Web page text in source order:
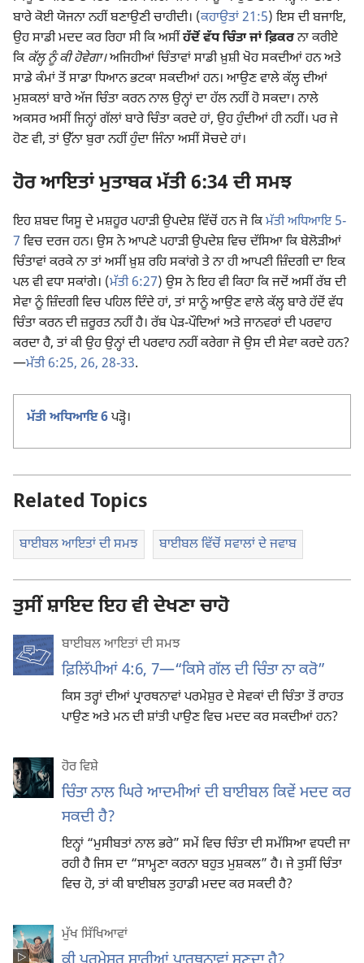
ਬਾਰੇ ਕੋਈ ਯੋਜਨਾ ਨਹੀਂ ਬਣਾਉਣੀ ਚਾਹੀਦੀ। (ਕਹਾਉਤਾਂ 21:5) ਇਸ ਦੀ ਬਜਾਇ,
ਉਹ ਸਾਡੀ ਮਦਦ ਕਰ ਰਿਹਾ ਸੀ ਕਿ ਅਸੀਂਹੱਦੋਂ ਵੱਧ ਚਿੰਤਾ ਜਾਂ ਫ਼ਿਕਰਨਾ ਕਰੀਏ
ਕਿ ਕੱਲ੍ਹ ਨੂੰ ਕੀ ਹੋਵੇਗਾ।ਅਜਿਹੀਆਂ ਚਿੰਤਾਵਾਂ ਸਾਡੀ ਖ਼ੁਸ਼ੀ ਖੋਹ ਸਕਦੀਆਂ ਹਨ ਅਤੇ
ਸਾਡੇ ਕੰਮਾਂ ਤੋਂ ਸਾਡਾ ਧਿਆਨ ਭਟਕਾ ਸਕਦੀਆਂ ਹਨ। ਆਉਣ ਵਾਲੇ ਕੱਲ੍ਹ ਦੀਆਂ
ਮੁਸ਼ਕਲਾਂ ਬਾਰੇ ਅੱਜ ਚਿੰਤਾ ਕਰਨ ਨਾਲ ਉਨ੍ਹਾਂ ਦਾ ਹੱਲ ਨਹੀਂ ਹੋ ਸਕਦਾ। ਨਾਲੇ
ਅਕਸਰ ਅਸੀਂ ਜਿਨ੍ਹਾਂ ਗੱਲਾਂ ਬਾਰੇ ਚਿੰਤਾ ਕਰਦੇ ਹਾਂ, ਉਹ ਹੁੰਦੀਆਂ ਹੀ ਨਹੀਂ। ਪਰ ਜੇ
ਹੋਣ ਵੀ, ਤਾਂ ਉੱਨਾ ਬੁਰਾ ਨਹੀਂ ਹੁੰਦਾ ਜਿੰਨਾ ਅਸੀਂ ਸੋਚਦੇ ਹਾਂ।
ਹੋਰ ਆਇਤਾਂ ਮੁਤਾਬਕ ਮੱਤੀ 6:34 ਦੀ ਸਮਝ
ਇਹ ਸ਼ਬਦ ਯਿਸੂ ਦੇ ਮਸ਼ਹੂਰ ਪਹਾੜੀ ਉਪਦੇਸ਼ ਵਿੱਚੋਂ ਹਨ ਜੋ ਕਿਮੱਤੀ ਅਧਿਆਇ 5-
7ਵਿਚ ਦਰਜ ਹਨ। ਉਸ ਨੇ ਆਪਣੇ ਪਹਾੜੀ ਉਪਦੇਸ਼ ਵਿਚ ਦੱਸਿਆ ਕਿ ਬੇਲੋੜੀਆਂ
ਚਿੰਤਾਵਾਂ ਕਰਕੇ ਨਾ ਤਾਂ ਅਸੀਂ ਖ਼ੁਸ਼ ਰਹਿ ਸਕਾਂਗੇ ਤੇ ਨਾ ਹੀ ਆਪਣੀ ਜ਼ਿੰਦਗੀ ਦਾ ਇਕ
ਪਲ ਵੀ ਵਧਾ ਸਕਾਂਗੇ। (ਮੱਤੀ 6:27) ਉਸ ਨੇ ਇਹ ਵੀ ਕਿਹਾ ਕਿ ਜਦੋਂ ਅਸੀਂ ਰੱਬ ਦੀ
ਸੇਵਾ ਨੂੰ ਜ਼ਿੰਦਗੀ ਵਿਚ ਪਹਿਲ ਦਿੰਦੇ ਹਾਂ, ਤਾਂ ਸਾਨੂੰ ਆਉਣ ਵਾਲੇ ਕੱਲ੍ਹ ਬਾਰੇ ਹੱਦੋਂ ਵੱਧ
ਚਿੰਤਾ ਕਰਨ ਦੀ ਜ਼ਰੂਰਤ ਨਹੀਂ ਹੈ। ਰੱਬ ਪੇੜ-ਪੌਦਿਆਂ ਅਤੇ ਜਾਨਵਰਾਂ ਦੀ ਪਰਵਾਹ
ਕਰਦਾ ਹੈ, ਤਾਂ ਕੀ ਉਹ ਉਨ੍ਹਾਂ ਦੀ ਪਰਵਾਹ ਨਹੀਂ ਕਰੇਗਾ ਜੋ ਉਸ ਦੀ ਸੇਵਾ ਕਰਦੇ ਹਨ?
—ਮੱਤੀ 6:25, 26, 28-33.
ਮੱਤੀ ਅਧਿਆਇ 6ਪੜ੍ਹੋ।
Related Topics
ਬਾਈਬਲ ਆਇਤਾਂ ਦੀ ਸਮਝ ਬਾਈਬਲ ਵਿੱਚੋਂ ਸਵਾਲਾਂ ਦੇ ਜਵਾਬ
ਤੁਸੀਂ ਸ਼ਾਇਦ ਇਹ ਵੀ ਦੇਖਣਾ ਚਾਹੋ
ਬਾਈਬਲ ਆਇਤਾਂ ਦੀ ਸਮਝ
ਫ਼ਿਲਿੱਪੀਆਂ 4:6, 7—“ਕਿਸੇ ਗੱਲ ਦੀ ਚਿੰਤਾ ਨਾ ਕਰੋ”
ਕਿਸ ਤਰ੍ਹਾਂ ਦੀਆਂ ਪ੍ਰਾਰਥਨਾਵਾਂ ਪਰਮੇਸ਼ੁਰ ਦੇ ਸੇਵਕਾਂ ਦੀ ਚਿੰਤਾ ਤੋਂ ਰਾਹਤ
ਪਾਉਣ ਅਤੇ ਮਨ ਦੀ ਸ਼ਾਂਤੀ ਪਾਉਣ ਵਿਚ ਮਦਦ ਕਰ ਸਕਦੀਆਂ ਹਨ?
ਹੋਰ ਵਿਸ਼ੇ
ਚਿੰਤਾ ਨਾਲ ਘਿਰੇ ਆਦਮੀਆਂ ਦੀ ਬਾਈਬਲ ਕਿਵੇਂ ਮਦਦ ਕਰ
ਸਕਦੀ ਹੈ?
ਇਨ੍ਹਾਂ “ਮੁਸੀਬਤਾਂ ਨਾਲ ਭਰੇ” ਸਮੇਂ ਵਿਚ ਚਿੰਤਾ ਦੀ ਸਮੱਸਿਆ ਵਧਦੀ ਜਾ
ਰਹੀ ਹੈ ਜਿਸ ਦਾ “ਸਾਮ੍ਹਣਾ ਕਰਨਾ ਬਹੁਤ ਮੁਸ਼ਕਲ” ਹੈ। ਜੇ ਤੁਸੀਂ ਚਿੰਤਾ
ਵਿਚ ਹੋ, ਤਾਂ ਕੀ ਬਾਈਬਲ ਤੁਹਾਡੀ ਮਦਦ ਕਰ ਸਕਦੀ ਹੈ?
ਮੁੱਖ ਸਿੱਖਿਆਵਾਂ